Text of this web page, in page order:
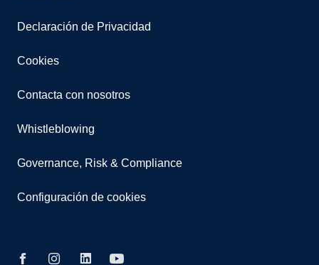
Declaración de Privacidad
Cookies
Contacta con nosotros
Whistleblowing
Governance, Risk & Compliance
Configuración de cookies